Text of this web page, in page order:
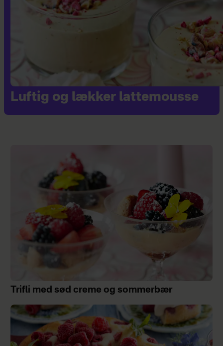
Luftig og lækker lattemousse
Trifli med sød creme og sommerbær